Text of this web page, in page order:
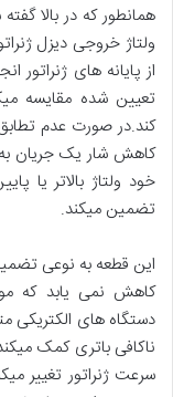
ولتاژ خروجی دیزل
از پایانه های
تعیین شده مقایسه
کاهش شار یک جریان
خود ولتاژ بالاتر یا
تضمین میکند.
این قطعه به نوعی
کاهش نمی یابد که
دستگاه های الکتریکی
ناکافی باتری کمک
سرعت ژنراتور تغییر